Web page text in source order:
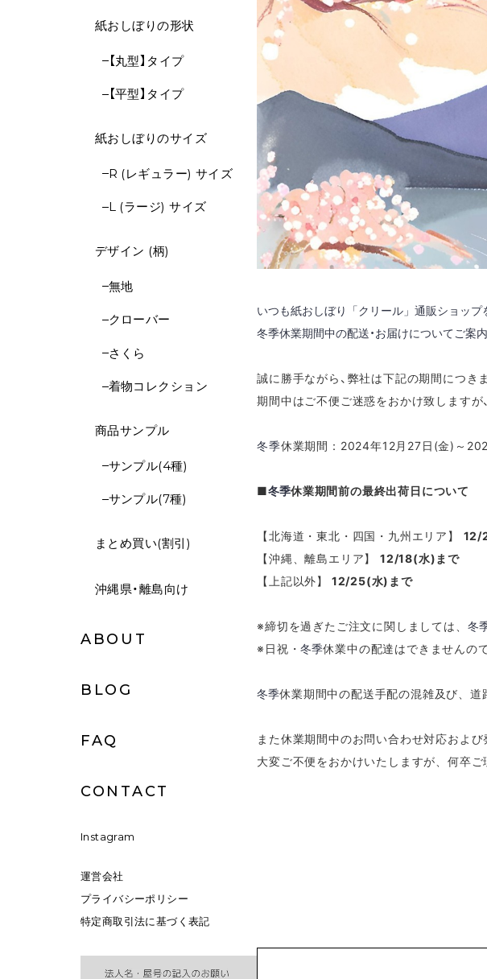
紙おしぼりの形状
【丸型】タイプ
【平型】タイプ
紙おしぼりのサイズ
R (レギュラー) サイズ
L (ラージ) サイズ
デザイン (柄)
無地
クローバー
さくら
着物コレクション
商品サンプル
サンプル(4種)
サンプル(7種)
まとめ買い(割引)
沖縄県・離島向け
ABOUT
BLOG
FAQ
CONTACT
Instagram
運営会社
プライバシーポリシー
特定商取引法に基づく表記
いつも紙おしぼり「クリール」通販ショップ
冬季休業期間中の配送・お届けについてご案
誠に勝手ながら、弊社は下記の期間につき
期間中はご不便ご迷惑をおかけ致します
冬季休業期間：2024年12月27日(金)～
■冬季休業期間前の最終出荷日について
【北海道・東北・ 四国 ・ 九州エリア】 12/
【沖縄、離島エリア】12/18(水)まで
【上記以外】
12/25(水)まで
※締切を過ぎたご注文に関しましては、 冬
※日祝・冬季休業中の配達はできませんの
冬季休業期間中の配送手配の混雑及び、
また休業期間中のお問い合わせ対応および
大変ご不便をおかけいたしますが、何卒ご